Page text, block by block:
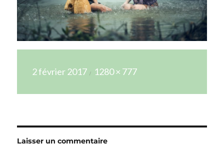
le2 février 2017
réelle
1280 × 777
Laisser un commentaire